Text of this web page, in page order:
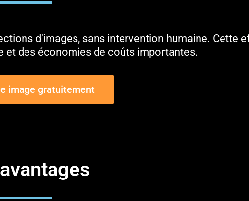
d'images, sans intervention humaine. Cette
et des économies de coûts importantes.
image gratuitement